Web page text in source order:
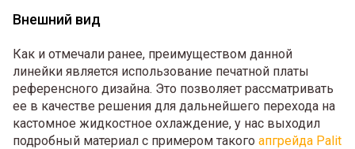
Внешний вид
Как и отмечали ранее, преимуществом данной
линейки является использование печатной платы
референсного дизайна. Это позволяет рассматривать
ее в качестве решения для дальнейшего перехода на
кастомное жидкостное охлаждение, у нас выходил
подробный материал с примером такого апгрейда Palit